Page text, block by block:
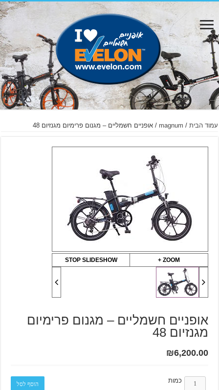
עמוד הבית /
magnum / אופניים חשמליים – מגנום פרימיום מגנזיום 48
ZOOM +
STOP SLIDESHOW
אופניים חשמליים – מגנום פרימיום
מגנזיום 48
₪6,200.00
כמות הוסף לסל